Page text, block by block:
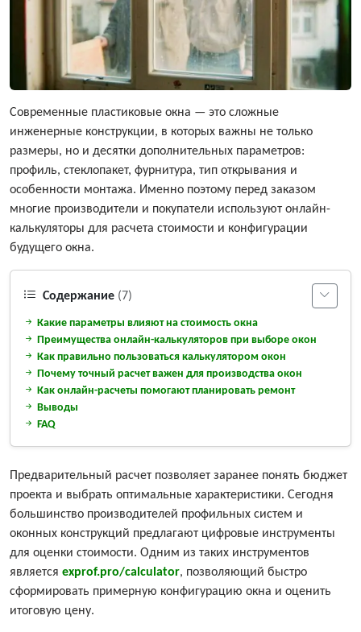
Современные пластиковые окна — это сложные
инженерные конструкции, в которых важны не только
размеры, но и десятки дополнительных параметров:
профиль, стеклопакет, фурнитура, тип открывания и
особенности монтажа. Именно поэтому перед заказом
многие производители и покупатели используют онлайн-
калькуляторы для расчета стоимости и конфигурации
будущего окна.
Содержание (7)
Какие параметры влияют на стоимость окна
Преимущества онлайн-калькуляторов при выборе окон
Как правильно пользоваться калькулятором окон
Почему точный расчет важен для производства окон
Как онлайн-расчеты помогают планировать ремонт
Выводы
FAQ
Предварительный расчет позволяет заранее понять бюджет
проекта и выбрать оптимальные характеристики. Сегодня
большинство производителей профильных систем и
оконных конструкций предлагают цифровые инструменты
для оценки стоимости. Одним из таких инструментов
является exprof.pro/calculator, позволяющий быстро
сформировать примерную конфигурацию окна и оценить
итоговую цену.